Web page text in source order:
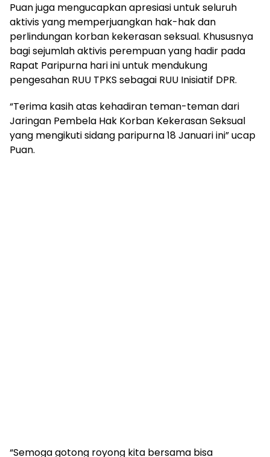
Puan juga mengucapkan apresiasi untuk seluruh
aktivis yang memperjuangkan hak-hak dan
perlindungan korban kekerasan seksual. Khususnya
bagi sejumlah aktivis perempuan yang hadir pada
Rapat Paripurna hari ini untuk mendukung
pengesahan RUU TPKS sebagai RUU Inisiatif DPR.
“Terima kasih atas kehadiran teman-teman dari
Jaringan Pembela Hak Korban Kekerasan Seksual
yang mengikuti sidang paripurna 18 Januari ini” ucap
Puan.
“Semoga gotong royong kita bersama bisa